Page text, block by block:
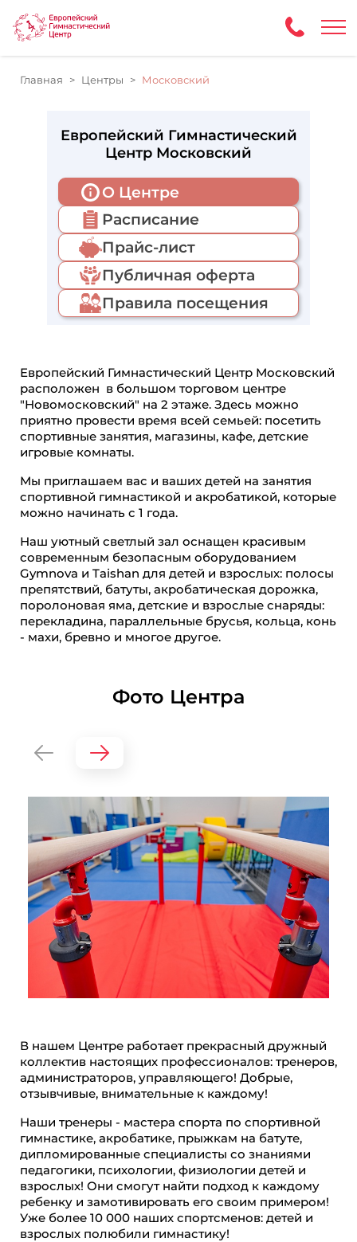
Главная Центры Московский
Европейский Гимнастический
Центр Московский
О Центре
Расписание
Прайс-лист
Публичная оферта
Правила посещения
Европейский Гимнастический Центр Московский
расположен в большом торговом центре
"Новомосковский" на 2 этаже. Здесь можно
приятно провести время всей семьей: посетить
спортивные занятия, магазины, кафе, детские
игровые комнаты.
Мы приглашаем вас и ваших детей на занятия
спортивной гимнастикой и акробатикой, которые
можно начинать с 1 года.
Наш уютный светлый зал оснащен красивым
современным безопасным оборудованием
Gymnova и Taishan для детей и взрослых: полосы
препятствий, батуты, акробатическая дорожка,
поролоновая яма, детские и взрослые снаряды:
перекладина, параллельные брусья, кольца, конь
- махи, бревно и многое другое.
Фото Центра
В нашем Центре работает прекрасный дружный
коллектив настоящих профессионалов: тренеров,
администраторов, управляющего! Добрые,
отзывчивые, внимательные к каждому!
Наши тренеры - мастера спорта по спортивной
гимнастике, акробатике, прыжкам на батуте,
дипломированные специалисты со знаниями
педагогики, психологии, физиологии детей и
взрослых! Они смогут найти подход к каждому
ребенку и замотивировать его своим примером!
Уже более 10 000 наших спортсменов: детей и
взрослых полюбили гимнастику!